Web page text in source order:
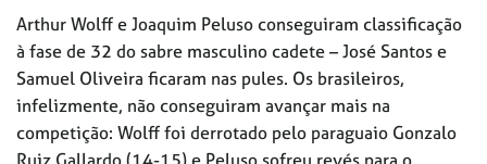
Arthur Wolff e Joaquim Peluso conseguiram classificação
à fase de 32 do sabre masculino cadete – José Santos e
Samuel Oliveira ficaram nas pules. Os brasileiros,
infelizmente, não conseguiram avançar mais na
competição: Wolff foi derrotado pelo paraguaio Gonzalo